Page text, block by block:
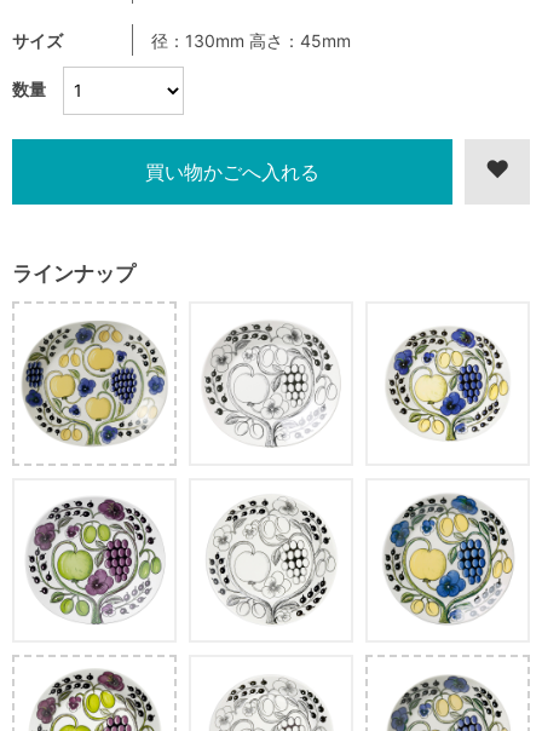
数量
サイズ 径：130mm 高さ：45mm
ラインナップ